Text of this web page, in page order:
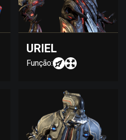
URIEL
Função: